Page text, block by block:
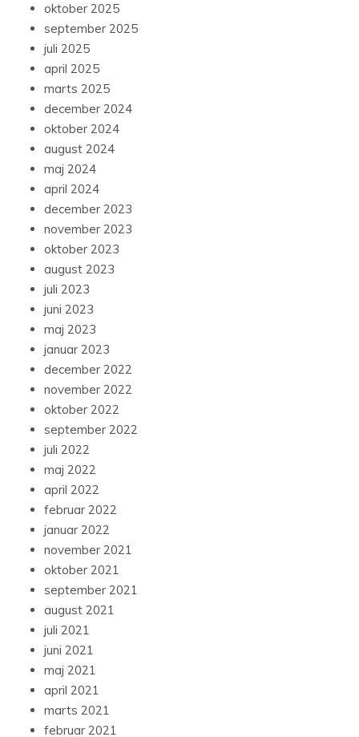
oktober 2025
september 2025
juli 2025
april 2025
marts 2025
december 2024
oktober 2024
august 2024
maj 2024
april 2024
december 2023
november 2023
oktober 2023
august 2023
juli 2023
juni 2023
maj 2023
januar 2023
december 2022
november 2022
oktober 2022
september 2022
juli 2022
maj 2022
april 2022
februar 2022
januar 2022
november 2021
oktober 2021
september 2021
august 2021
juli 2021
juni 2021
maj 2021
april 2021
marts 2021
februar 2021